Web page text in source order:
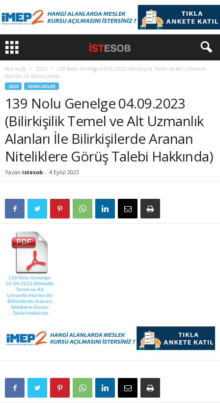
Ana sayfa 2023
139 Nolu Genelge 04.09.2023 (Bilirkişilik Temel ve Alt Uzmanlık
Alanları İle Bilirkişilerde...
2023 GENELGELER
139 Nolu Genelge 04.09.2023
(Bilirkişilik Temel ve Alt Uzmanlık
Alanları İle Bilirkişilerde Aranan
Niteliklere Görüş Talebi Hakkında)
Yazan istesob - 4 Eylül 2023
139-Nolu-Genelge-
04-09-2023-Bilirkisilik-
Temel-ve-Alt-
Uzmanlik-Alanlari-Ile-
Bilirkisilerde-Aranan-
Niteliklere-Gorus-
Talebi-Hakkinda